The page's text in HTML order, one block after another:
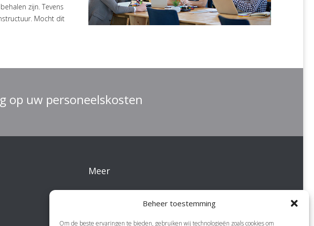
Beheer toestemming
Om de beste ervaringen te bieden, gebruiken wij technologieën zoals cookies om
zijn. Tevens
Mocht dit
op uw personeelskosten
Meer